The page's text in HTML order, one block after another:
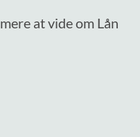
at vide om Lån